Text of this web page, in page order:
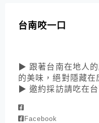
台南咬一口
▶ 跟著台南在地人
的美味，絕對隱藏在
▶ 邀約採訪請吃在
Facebook